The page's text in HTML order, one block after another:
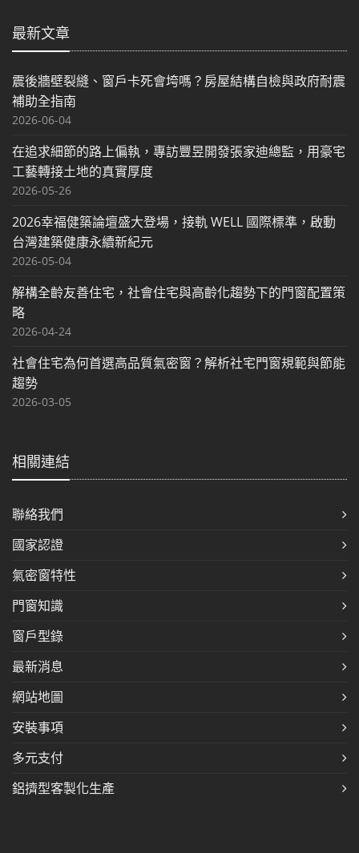
最新文章
震後牆壁裂縫、窗戶卡死會垮嗎？房屋結構自檢與政府耐震
補助全指南
2026-06-04
在追求細節的路上偏執，專訪豐昱開發張家迪總監，用豪宅
工藝轉接土地的真實厚度
2026-05-26
2026幸福健築論壇盛大登場，接軌 WELL 國際標準，啟動
台灣建築健康永續新紀元
2026-05-04
解構全齡友善住宅，社會住宅與高齡化趨勢下的門窗配置策
略
2026-04-24
社會住宅為何首選高品質氣密窗？解析社宅門窗規範與節能
趨勢
2026-03-05
相關連結
聯絡我們
國家認證
氣密窗特性
門窗知識
窗戶型錄
最新消息
網站地圖
安裝事項
多元支付
鋁擠型客製化生產